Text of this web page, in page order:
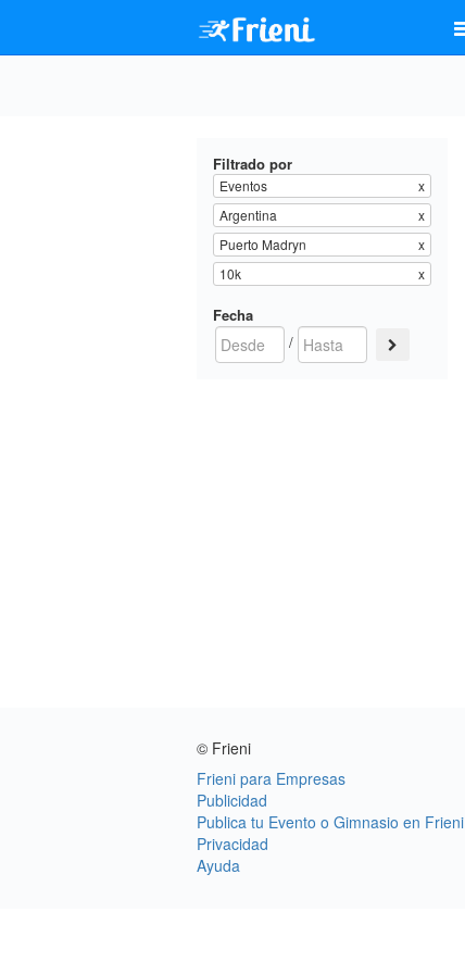
Filtrado por
Eventos
x
Argentina
x
Puerto Madryn
x
10k
x
Fecha
/
© Frieni
Frieni para Empresas
Publicidad
Publica tu Evento o Gimnasio en Frieni
Privacidad
Ayuda